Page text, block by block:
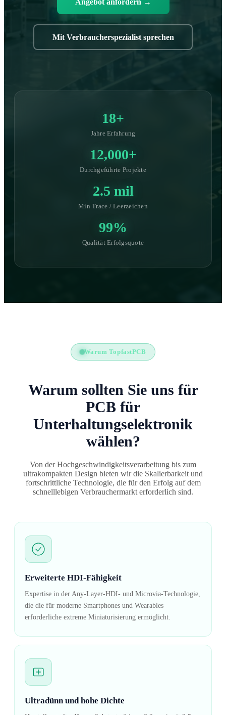
Angebot anfordern →
Mit Verbraucherspezialist sprechen
18+
Jahre Erfahrung
12,000+
Durchgeführte Projekte
2.5 mil
Min Trace / Leerzeichen
99%
Qualität Erfolgsquote
Warum TopfastPCB
Warum sollten Sie uns für
PCB für
Unterhaltungselektronik
wählen?
Von der Hochgeschwindigkeitsverarbeitung bis zum
ultrakompakten Design bieten wir die Skalierbarkeit und
fortschrittliche Technologie, die für den Erfolg auf dem
schnelllebigen Verbrauchermarkt erforderlich sind.
Erweiterte HDI-Fähigkeit
Expertise in der Any-Layer-HDI- und Microvia-Technologie,
die die für moderne Smartphones und Wearables
erforderliche extreme Miniaturisierung ermöglicht.
Ultradünn und hohe Dichte